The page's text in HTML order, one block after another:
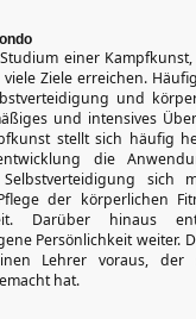
einer
Ziele erreichen.
und
und intensives
stellt sich häufig
die
sich
der körperlichen
Darüber hinaus
Persönlichkeit weiter.
Lehrer voraus, der
hat.